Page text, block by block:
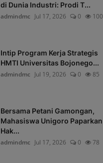
di Dunia Industri: Prodi T...
admindmc Jul 17, 2026 0 100
Intip Program Kerja Strategis
HMTI Universitas Bojonego...
admindmc Jul 19, 2026 0 85
Bersama Petani Gamongan,
Mahasiswa Unigoro Paparkan
Hak...
admindmc Jul 17, 2026 0 78